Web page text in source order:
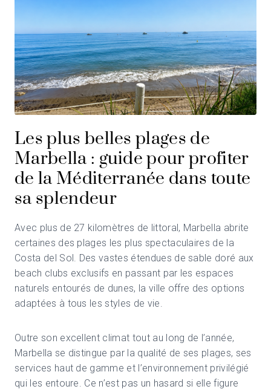
Les plus belles plages de
Marbella : guide pour profiter
de la Méditerranée dans toute
sa splendeur
Avec plus de 27 kilomètres de littoral, Marbella abrite
certaines des plages les plus spectaculaires de la
Costa del Sol. Des vastes étendues de sable doré aux
beach clubs exclusifs en passant par les espaces
naturels entourés de dunes, la ville offre des options
adaptées à tous les styles de vie.
Outre son excellent climat tout au long de l’année,
Marbella se distingue par la qualité de ses plages, ses
services haut de gamme et l’environnement privilégié
qui les entoure. Ce n’est pas un hasard si elle figure